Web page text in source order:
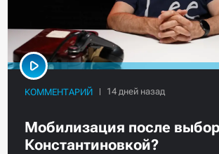
КОММЕНТАРИЙ
Мобилизация после
Константиновкой?